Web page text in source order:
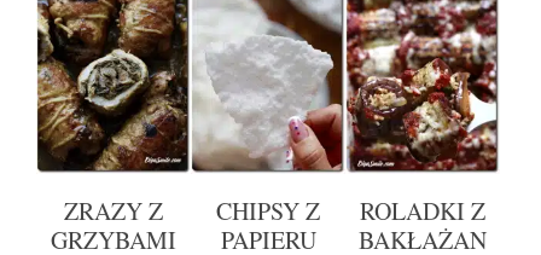
ZRAZY Z
GRZYBAMI
CHIPSY Z
PAPIERU
ROLADKI Z
BAKŁAŻAN